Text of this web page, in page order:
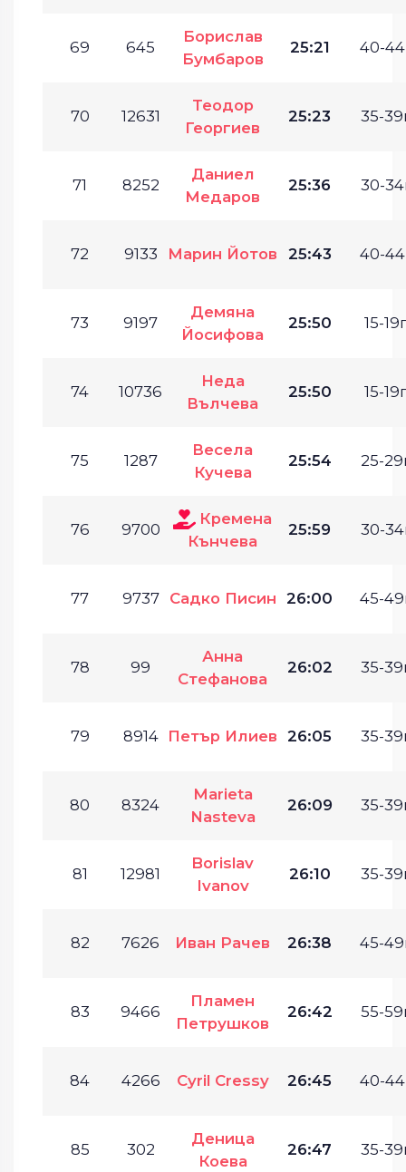
69 645
Борислав
Бумбаров
25:21 40-
70 12631
Теодор
Георгиев
25:23 35-
71 8252
Даниел
Медаров
25:36 30-
72 9133 Марин Йотов 25:43 40-
73 9197
Демяна
Йосифова
25:50 15-
74 10736
Неда
Вълчева
25:50 15-
75 1287
Весела
Кучева
25:54 25-
76 9700
Кремена
Кънчева
25:59 30-
77 9737 Садко Писин 26:00 45-
78 99
Анна
Стефанова
26:02 35-
79 8914 Петър Илиев 26:05 35-
80 8324
Marieta
Nasteva
26:09 35-
81 12981
Borislav
Ivanov
26:10 35-
82 7626 Иван Рачев 26:38 45-
83 9466
Пламен
Петрушков
26:42 55-
84 4266 Cyril Cressy 26:45 40-
85 302
Деница
Коева
26:47 35-